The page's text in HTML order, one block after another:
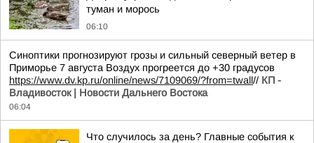
туман и морось
06:10
Синоптики прогнозируют грозы и сильный северный ветер в
Приморье 7 августа Воздух прогреется до +30 градусов
https://www.dv.kp.ru/online/news/7109069/?from=twall// КП -
Владивосток | Новости Дальнего Востока
06:04
Что случилось за день? Главные события к